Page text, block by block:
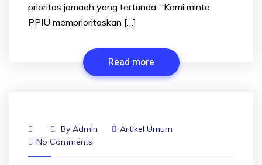
prioritas jamaah yang tertunda. “Kami minta
PPIU memprioritaskan […]
Read more
By Admin
Artikel Umum
No Comments